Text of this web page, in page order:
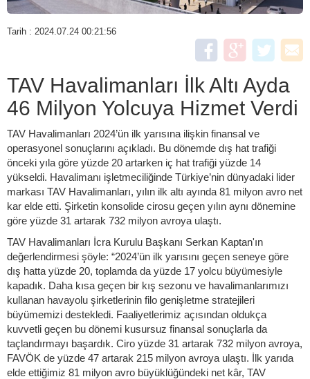
Tarih : 2024.07.24 00:21:56
TAV Havalimanları İlk Altı Ayda
46 Milyon Yolcuya Hizmet Verdi
TAV Havalimanları 2024’ün ilk yarısına ilişkin finansal ve
operasyonel sonuçlarını açıkladı. Bu dönemde dış hat trafiği
önceki yıla göre yüzde 20 artarken iç hat trafiği yüzde 14
yükseldi. Havalimanı işletmeciliğinde Türkiye’nin dünyadaki lider
markası TAV Havalimanları, yılın ilk altı ayında 81 milyon avro net
kar elde etti. Şirketin konsolide cirosu geçen yılın aynı dönemine
göre yüzde 31 artarak 732 milyon avroya ulaştı.
TAV Havalimanları İcra Kurulu Başkanı Serkan Kaptan'ın
değerlendirmesi şöyle: “2024’ün ilk yarısını geçen seneye göre
dış hatta yüzde 20, toplamda da yüzde 17 yolcu büyümesiyle
kapadık. Daha kısa geçen bir kış sezonu ve havalimanlarımızı
kullanan havayolu şirketlerinin filo genişletme stratejileri
büyümemizi destekledi. Faaliyetlerimiz açısından oldukça
kuvvetli geçen bu dönemi kusursuz finansal sonuçlarla da
taçlandırmayı başardık. Ciro yüzde 31 artarak 732 milyon avroya,
FAVÖK de yüzde 47 artarak 215 milyon avroya ulaştı. İlk yarıda
elde ettiğimiz 81 milyon avro büyüklüğündeki net kâr, TAV